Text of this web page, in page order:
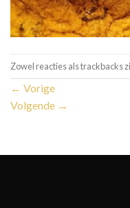
Zowel reacties als trackbacks
← Vorige
Volgende →